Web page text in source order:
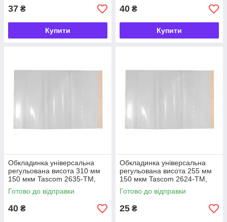
37 ₴
Купити
40 ₴
Купити
Обкладинка універсальна
регульована висота 310 мм
150 мкм Tascom 2635-TM,
863805
Готово до відправки
40 ₴
Обкладинка універсальна
регульована висота 255 мм
150 мкм Tascom 2624-TM,
863690
Готово до відправки
25 ₴